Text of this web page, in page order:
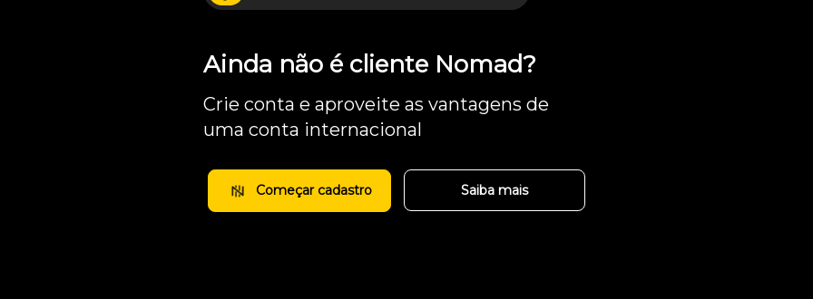
Ainda não é cliente Nomad?
Crie conta e aproveite as vantagens de
uma conta internacional
Começar cadastro Saiba mais